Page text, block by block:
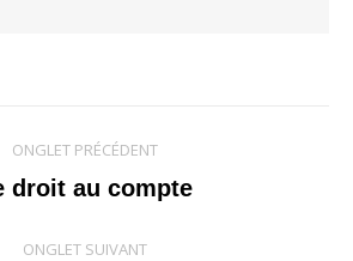
ONGLET PRÉCÉDENT
Onglet
droit au compte
ONGLET SUIVANT